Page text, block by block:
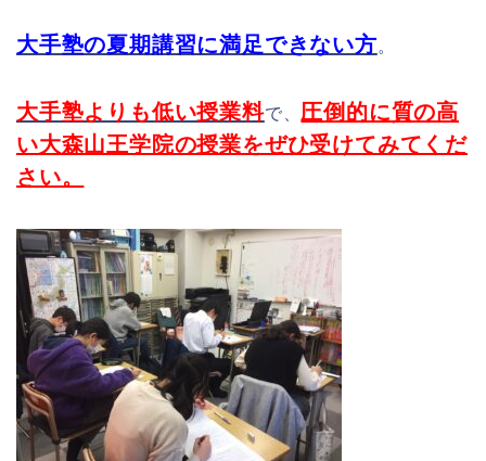
大手塾の夏期講習に満足できない方。
大手塾よりも低い授業料で、 圧倒的に質の高
い大森山王学院の授業をぜひ受けてみてくだ
さい。